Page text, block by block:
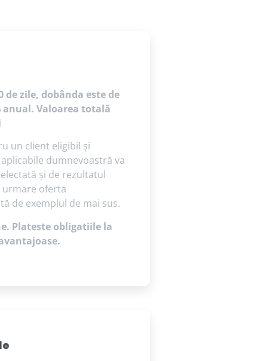
zile, dobânda este de
anual. Valoarea totală
un client eligibil și
dumnevoastră va
și de rezultatul
oferta
de exemplul de mai sus.
Plateste obligatiile la